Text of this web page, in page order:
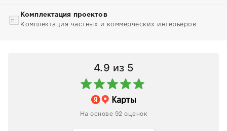
Комплектация проектов
Комплектация частных и коммерческих интерьеров
4.9 из 5
На основе 92 оценок